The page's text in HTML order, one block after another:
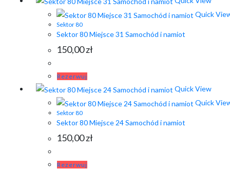
Quick
Sektor 80
Sektor 80 Miejsce 31 Samochód i namiot
150,00zł
Rezerwuj
Quick View
Quick
Sektor 80
Sektor 80 Miejsce 24 Samochód i namiot
150,00zł
Rezerwuj